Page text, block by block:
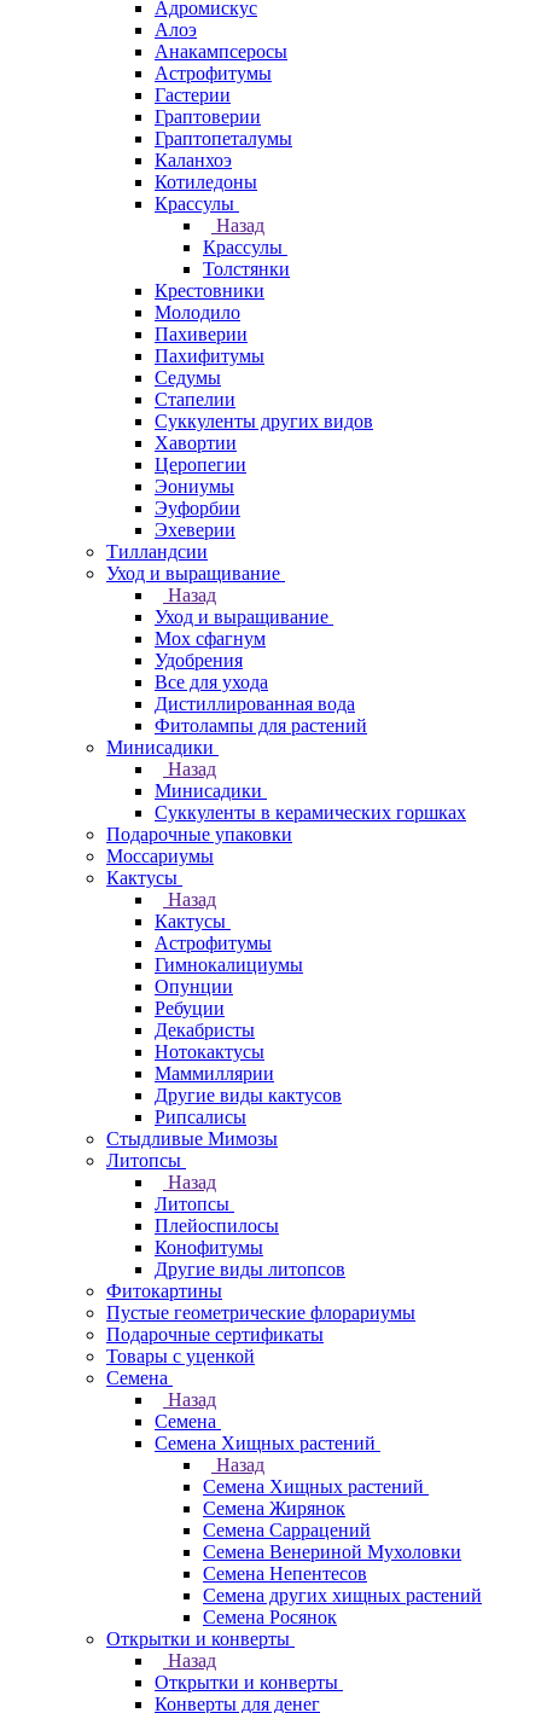
Адромискус
Алоэ
Анакампсеросы
Астрофитумы
Гастерии
Граптоверии
Граптопеталумы
Каланхоэ
Котиледоны
Крассулы
Назад
Крассулы
Толстянки
Крестовники
Молодило
Пахиверии
Пахифитумы
Седумы
Стапелии
Суккуленты других видов
Хавортии
Церопегии
Эониумы
Эуфорбии
Эхеверии
Тилландсии
Уход и выращивание
Назад
Уход и выращивание
Мох сфагнум
Удобрения
Все для ухода
Дистиллированная вода
Фитолампы для растений
Минисадики
Назад
Минисадики
Суккуленты в керамических горшках
Подарочные упаковки
Моссариумы
Кактусы
Назад
Кактусы
Астрофитумы
Гимнокалициумы
Опунции
Ребуции
Декабристы
Нотокактусы
Маммиллярии
Другие виды кактусов
Рипсалисы
Стыдливые Мимозы
Литопсы
Назад
Литопсы
Плейоспилосы
Конофитумы
Другие виды литопсов
Фитокартины
Пустые геометрические флорариумы
Подарочные сертификаты
Товары с уценкой
Семена
Назад
Семена
Семена Хищных растений
Назад
Семена Хищных растений
Семена Жирянок
Семена Саррацений
Семена Венериной Мухоловки
Семена Непентесов
Семена других хищных растений
Семена Росянок
Открытки и конверты
Назад
Открытки и конверты
Конверты для денег